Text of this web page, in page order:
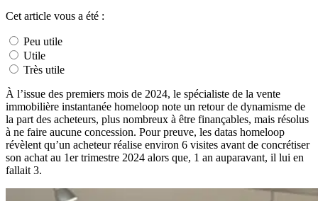
Cet article vous a été :
Peu utile
Utile
Très utile
À l’issue des premiers mois de 2024, le spécialiste de la vente
immobilière instantanée homeloop note un retour de dynamisme de
la part des acheteurs, plus nombreux à être finançables, mais résolus
à ne faire aucune concession. Pour preuve, les datas homeloop
révèlent qu’un acheteur réalise environ 6 visites avant de concrétiser
son achat au 1er trimestre 2024 alors que, 1 an auparavant, il lui en
fallait 3.